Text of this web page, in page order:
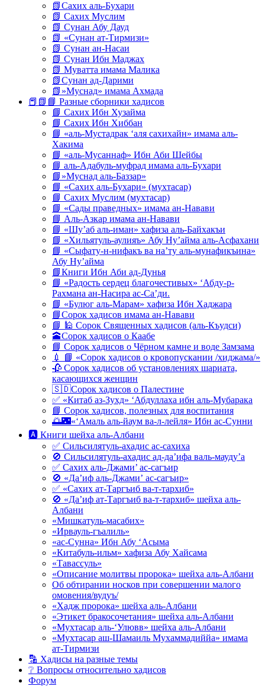
📗Сахих аль-Бухари
📗 Сахих Муслим
📗 Сунан Абу Дауд
📗 «Сунан ат-Тирмизи»
📗 Сунан ан-Насаи
📗 Сунан Ибн Маджах
📗 Муватта имама Малика
📗Сунан ад-Дарими
📗»Муснад» имама Ахмада
📕📗📘 Разные сборники хадисов
📘 Сахих Ибн Хузайма
📘 Сахих Ибн Хиббан
📘 «аль-Мустадрак ‘аля сахихайн» имама аль-
Хакима
📘 «аль-Мусаннаф» Ибн Аби Шейбы
📘 аль-Адабуль-муфрад имама аль-Бухари
📘»Муснад аль-Баззар»
📘 «Сахих аль-Бухари» (мухтасар)
📘 Сахих Муслим (мухтасар)
📘 «Сады праведных» имама ан-Навави
📘 Аль-Азкар имама ан-Навави
📘 «Шу’аб аль-иман» хафиза аль-Байхакъи
📘 «Хильятуль-аулияъ» Абу Ну’айма аль-Асфахани
📘 «Сыфату-н-нифакъ ва на’ту аль-мунафикъина»
Абу Ну’айма
📘Книги Ибн Аби ад-Дунья
📘 «Радость сердец благочестивых» ‘Абду-р-
Рахмана ан-Насира ас-Са’ди.
📘 «Булюг аль-Марам» хафиза Ибн Хаджара
📘Сорок хадисов имама ан-Навави
📘 🕌 Сорок Священных хадисов (аль-Къудси)
🕋Сорок хадисов о Каабе
📘 Сорок хадисов о Чёрном камне и воде Замзама
💉 📘 «Сорок хадисов о кровопускании /хиджама/»
🥀 Сорок хадисов об установлениях шариата,
касающихся женщин
🇸🇩Сорок хадисов о Палестине
✅ «Китаб аз-Зухд» ‘Абдуллаха ибн аль-Мубарака
📘 Сорок хадисов, полезных для воспитания
🌅🌃«‘Амаль аль-йаум ва-л-лейля» Ибн ас-Сунни
🅰 Книги шейха аль-Албани
✅ Сильсилятуль-ахадис ас-сахиха
🚫 Сильсилятуль-ахадис ад-да’ифа валь-мауду’а
✅ Сахих аль-Джами’ ас-сагъир
🚫 «Да’иф аль-Джами’ ас-сагъир»
✅ «Сахих ат-Таргъиб ва-т-тархиб»
🚫 «Да’иф ат-Таргъиб ва-т-тархиб» шейха аль-
Албани
«Мишкатуль-масабих»
«Ирвауль-гъалиль»
«ас-Сунна» Ибн Абу ‘Асыма
«Китабуль-ильм» хафиза Абу Хайсама
«Тавассуль»
«Описание молитвы пророка» шейха аль-Албани
Об обтирании носков при совершении малого
омовения/вудуъ/
«Хадж пророка» шейха аль-Албани
«Этикет бракосочетания» шейха аль-Албани
«Мухтасар аль-‘Улювв» шейха аль-Албани
«Мухтасар аш-Шамаиль Мухаммадиййа» имама
ат-Тирмизи
🔡 Хадисы на разные темы
❔ Вопросы относительно хадисов
Форум